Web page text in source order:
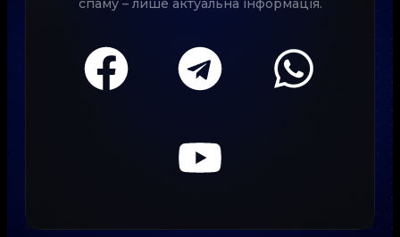
спаму – лише актуальна інформація.